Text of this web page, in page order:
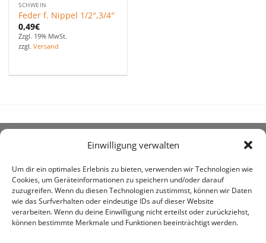
Einwilligung verwalten
Um dir ein optimales Erlebnis zu bieten, verwenden wir Technologien wie
Cookies, um Geräteinformationen zu speichern und/oder darauf
zuzugreifen. Wenn du diesen Technologien zustimmst, können wir Daten
wie das Surfverhalten oder eindeutige IDs auf dieser Website
verarbeiten. Wenn du deine Einwilligung nicht erteilst oder zurückziehst,
können bestimmte Merkmale und Funktionen beeinträchtigt werden.
SCHWEIN
Feder f. Nippel 1/2″,3/4″
0,49€
Zzgl. 19% MwSt.
zzgl.Versand